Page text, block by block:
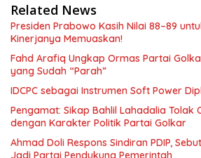
Related News
Presiden Prabowo Kasih Nilai 88–89
Kinerjanya Memuaskan!
Fahd Arafiq Ungkap Ormas Partai
yang Sudah “Parah”
IDCPC sebagai Instrumen Soft Power
Pengamat: Sikap Bahlil Lahadalia Tolak
dengan Karakter Politik Partai Golkar
Ahmad Doli Respons Sindiran PDIP,
Jadi Partai Pendukung Pemerintah